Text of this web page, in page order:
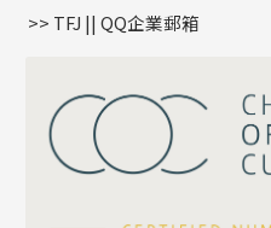
嘴唇鏈系列
S車花鏈系列
珍珠鏈系列
坦克鏈系列
滿天星鏈系列
星座吊墜
珠扣
>> TFJ || QQ企業郵箱